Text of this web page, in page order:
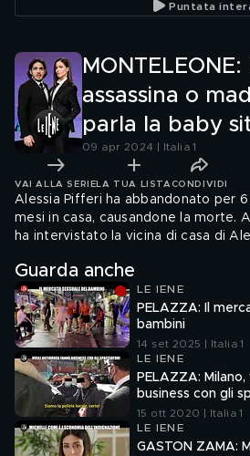
Puntata
assassina o
parla la baby
09 apr 2024 | Italia 1
VAI ALLA SERIE LA TUA LISTA CONDIVIDI
Alessia Pifferi ha abbandonato per 6
mesi in casa, causandone la morte.
ha intervistato la vicina di casa di
relazione che aveva con Giovanni,
Diana
Guarda anche
LE IENE
PELAZZA: Il
bambini
14 set 2025 | Italia 1
LE IENE
PELAZZA:
business con gli
15 ott 2020 | Italia 1
LE IENE
GASTON ZAMA: